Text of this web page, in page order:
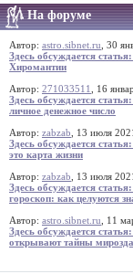
На форуме
Автор: astro.sibnet.ru , 30
Здесь обсуждается
Хиромантии
Автор: 271033511
, 16
Здесь обсуждается
личное денежное число
Автор: zabzab , 13 июля
Здесь обсуждается
это карта жизни
Автор: zabzab , 13 июля
Здесь обсуждается
гороскоп: как целуются
Автор: astro.sibnet.ru , 11
Здесь обсуждается
открывают тайны